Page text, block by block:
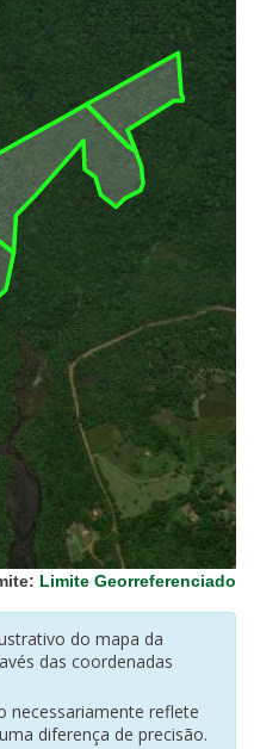
Limite Georreferenciado
do mapa da
das coordenadas
necessariamente reflete
diferença de precisão.